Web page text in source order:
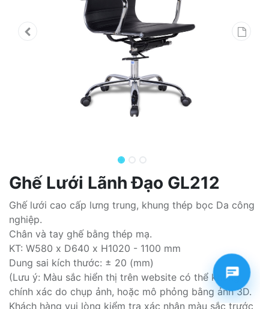
Ghế Lưới Lãnh Đạo GL212
Ghế lưới cao cấp lưng trung, khung thép bọc Da công
nghiệp.
Chân và tay ghế bằng thép mạ.
KT: W580 x D640 x H1020 - 1100 mm
Dung sai kích thước: ± 20 (mm)
(Lưu ý: Màu sắc hiển thị trên website có thể không
chính xác do chụp ảnh, hoặc mô phỏng bằng ảnh 3D.
Khách hàng vui lòng kiểm tra xác nhận màu sắc trước